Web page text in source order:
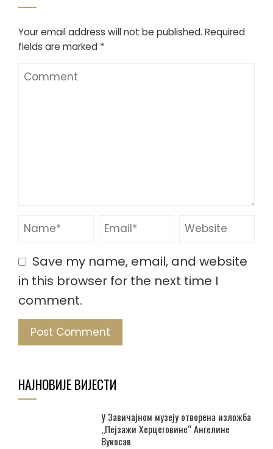
Your email address will not be published. Required
fields are marked *
Save my name, email, and website
in this browser for the next time I
comment.
НАЈНОВИЈЕ ВИЈЕСТИ
У Завичајном музеју отворена изложба
„Пејзажи Херцеговине“ Ангелине
Вукосав